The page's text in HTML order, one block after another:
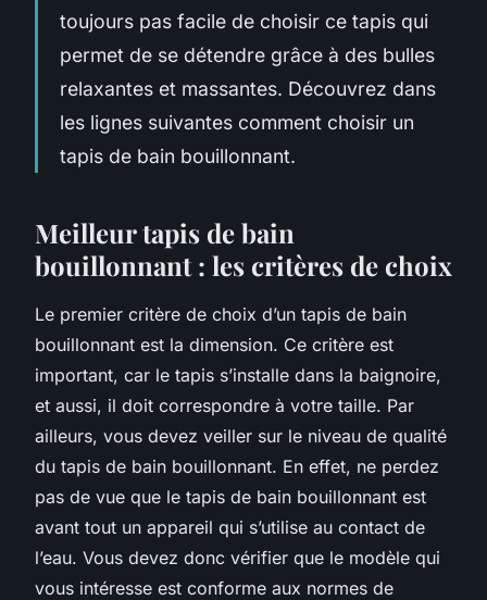
toujours pas facile de choisir ce tapis qui
permet de se détendre grâce à des bulles
relaxantes et massantes. Découvrez dans
les lignes suivantes comment choisir un
tapis de bain bouillonnant.
Meilleur tapis de bain
bouillonnant : les critères de choix
Le premier critère de choix d’un tapis de bain
bouillonnant est la dimension. Ce critère est
important, car le tapis s’installe dans la baignoire,
et aussi, il doit correspondre à votre taille. Par
ailleurs, vous devez veiller sur le niveau de qualité
du tapis de bain bouillonnant. En effet, ne perdez
pas de vue que le tapis de bain bouillonnant est
avant tout un appareil qui s’utilise au contact de
l’eau. Vous devez donc vérifier que le modèle qui
vous intéresse est conforme aux normes de